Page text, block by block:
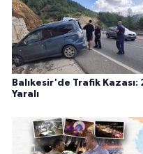
Balıkesir'de Trafik Kazası:
Yaralı